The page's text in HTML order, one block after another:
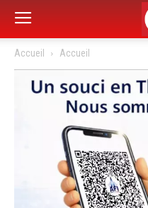
Accueil Accueil